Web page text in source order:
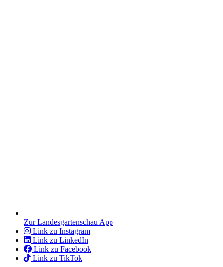
Zur Landesgartenschau App
Link zu Instagram
Link zu LinkedIn
Link zu Facebook
Link zu TikTok